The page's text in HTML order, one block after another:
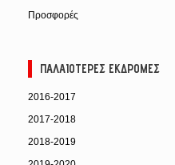
Προσφορές
ΠΑΛΑΙΌΤΕΡΕΣ ΕΚΔΡΟΜΈΣ
2016-2017
2017-2018
2018-2019